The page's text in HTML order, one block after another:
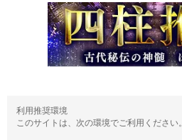
利用推奨環境
このサイトは、次の環境でご利用ください。